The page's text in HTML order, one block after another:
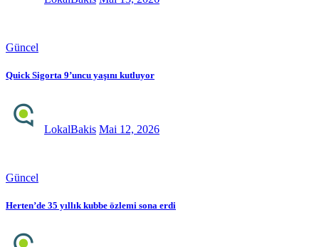
Güncel
Quick Sigorta 9’uncu yaşını kutluyor
LokalBakis Mai 12, 2026
Güncel
Herten’de 35 yıllık kubbe özlemi sona erdi